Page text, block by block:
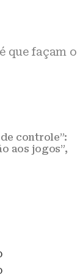
que façam o
controle”:
aos jogos”,